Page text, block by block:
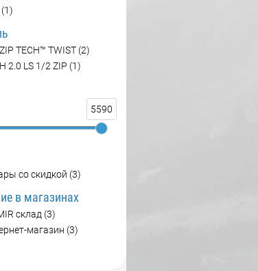
TECH™ TWIST (2)
2.0 LS 1/2 ZIP (1)
5590
со скидкой (3)
в магазинах
склад (3)
магазин (3)